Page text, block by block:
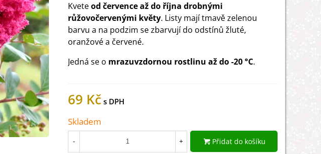
Kveteod července až do října drobnými
růžovočervenými květy. Listy mají tmavě zelenou
barvu a na podzim se zbarvují do odstínů žluté,
oranžové a červené.
Jedná se o mrazuvzdornou rostlinu až do -20 °C.
69 Kč
Skladem
- + Přidat do košíku